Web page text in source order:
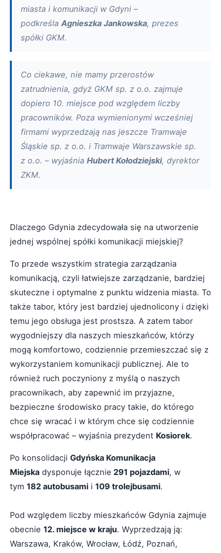
miasta i komunikacji w Gdyni –
podkreśla Agnieszka Jankowska, prezes
spółki GKM.
Co ciekawe, nie mamy przerostów
zatrudnienia, gdyż GKM sp. z o.o. zajmuje
dopiero 10. miejsce pod względem liczby
pracowników. Poza wymienionymi wcześniej
firmami wyprzedzają nas jeszcze Tramwaje
Śląskie sp. z o.o. i Tramwaje Warszawskie sp.
z o.o. – wyjaśnia Hubert Kołodziejski, dyrektor
ZKM.
Dlaczego Gdynia zdecydowała się na utworzenie
jednej wspólnej spółki komunikacji miejskiej?
To przede wszystkim strategia zarządzania
komunikacją, czyli łatwiejsze zarządzanie, bardziej
skuteczne i optymalne z punktu widzenia miasta. To
także tabor, który jest bardziej ujednolicony i dzięki
temu jego obsługa jest prostsza. A zatem tabor
wygodniejszy dla naszych mieszkańców, którzy
mogą komfortowo, codziennie przemieszczać się z
wykorzystaniem komunikacji publicznej. Ale to
również ruch poczyniony z myślą o naszych
pracownikach, aby zapewnić im przyjazne,
bezpieczne środowisko pracy takie, do którego
chce się wracać i w którym chce się codziennie
współpracować – wyjaśnia prezydent Kosiorek.
Po konsolidacji Gdyńska Komunikacja
Miejska dysponuje łącznie 291 pojazdami, w
tym 182 autobusami i 109 trolejbusami.
Pod względem liczby mieszkańców Gdynia zajmuje
obecnie 12. miejsce w kraju. Wyprzedzają ją:
Warszawa, Kraków, Wrocław, Łódź, Poznań,